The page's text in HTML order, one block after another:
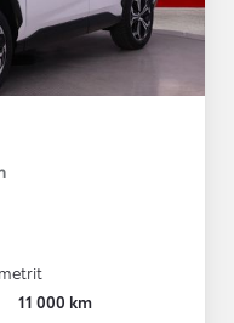
11 000 km